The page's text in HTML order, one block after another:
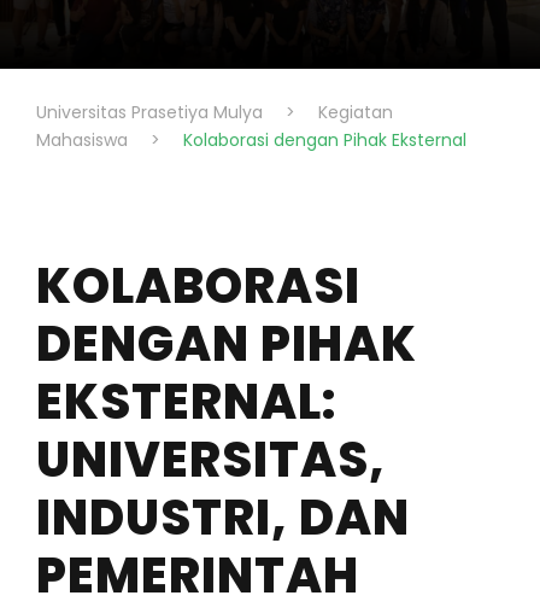
Universitas Prasetiya Mulya >
Kegiatan
Mahasiswa
> Kolaborasi dengan Pihak Eksternal
KOLABORASI
DENGAN PIHAK
EKSTERNAL:
UNIVERSITAS,
INDUSTRI, DAN
PEMERINTAH